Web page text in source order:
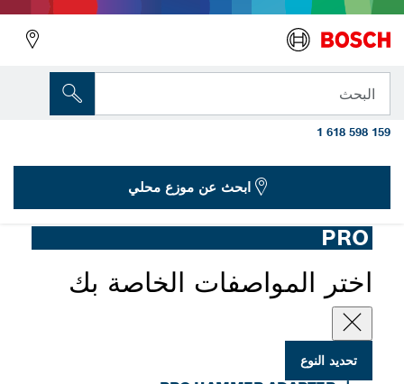
البحث
PRO
اختر المواصفات الخاصة بك
تحديد النوع
المتغير الذي اخترته
محول PRO Hammer Adapter، من SDS max
إلى SDS plus
1 618 598 159
ابحث عن موزع محلي